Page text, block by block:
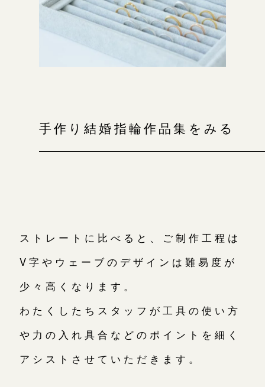
手作り結婚指輪作品集をみる
ストレートに比べると、ご制作工程は
V字やウェーブのデザインは難易度が
少々高くなります。
わたくしたちスタッフが工具の使い方
や力の入れ具合などのポイントを細く
アシストさせていただきます。